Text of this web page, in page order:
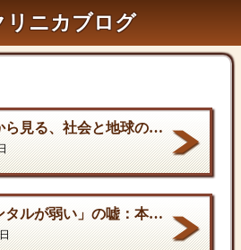
リニカブログ
現代の片頭痛から見る、社会と地球の構造的課題
「日本人はメンタルが弱い」の嘘：本当の弱さと、自分を守る「成熟した強さ